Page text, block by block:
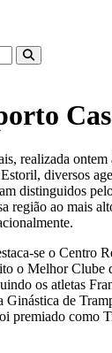
realizada
diversos
distinguidos
região ao mais
se o Centro
o Melhor Clube
os atletas
de
premiado como